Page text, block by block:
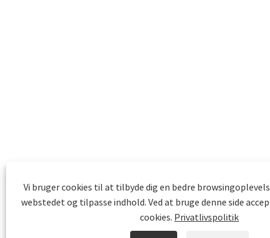
Vi bruger cookies til at tilbyde dig en bedre
webstedet og tilpasse indhold. Ved at bruge denne side
cookies. Privatlivspolitik